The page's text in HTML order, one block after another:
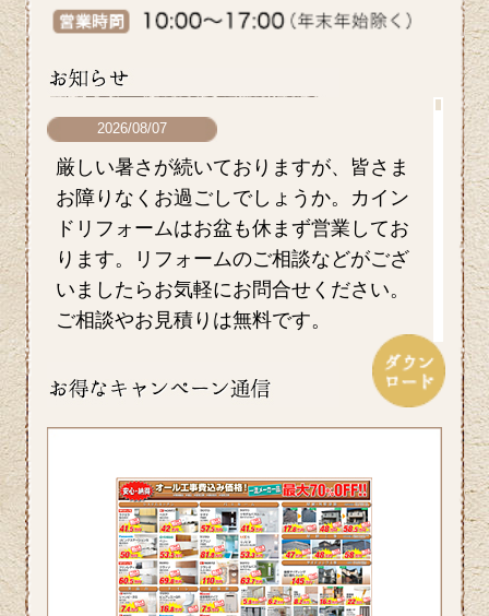
2026/08/07
厳しい暑さが続いておりますが、皆さま
お障りなくお過ごしでしょうか。カイン
ドリフォームはお盆も休まず営業してお
ります。リフォームのご相談などがござ
いましたらお気軽にお問合せください。
ご相談やお見積りは無料です。
毎日暑い日が続きますがお元気にお過ご
分を適時摂るなど熱中症対策をしっかり
していきたいですね。ホームページでは
横浜市S区T様邸の屋根・外壁のリフォー
ム事例をアップ致しましたのでご覧くだ
さい。カインドリフォームではお見積